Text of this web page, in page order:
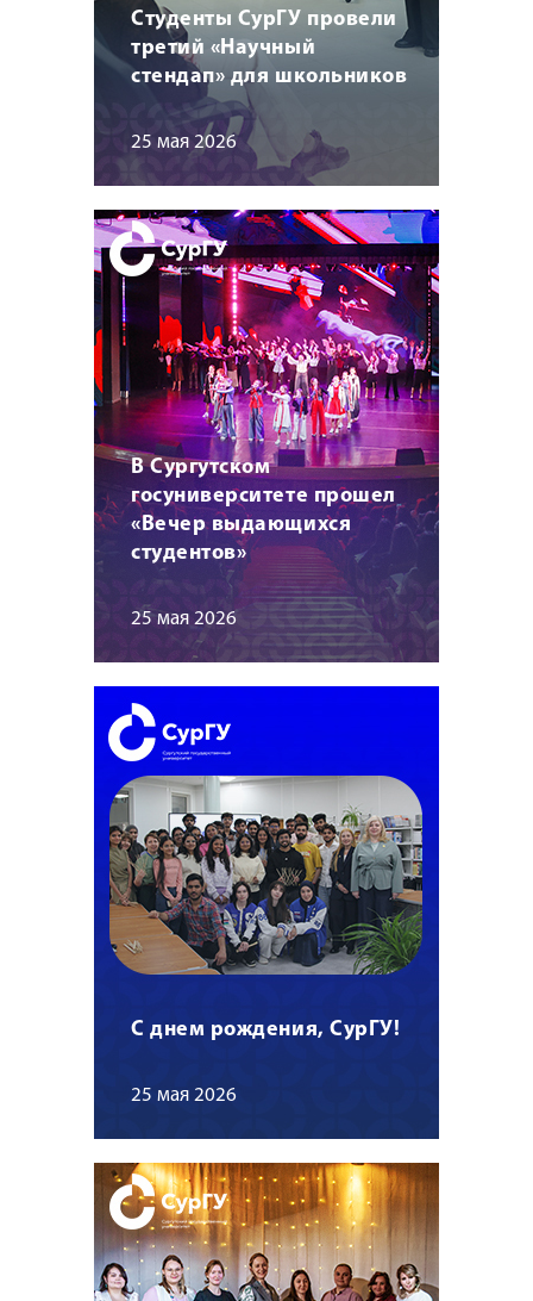
Студенты СурГУ провели
третий «Научный
стендап» для школьников
25 мая 2026
В Сургутском
госуниверситете прошел
«Вечер выдающихся
студентов»
25 мая 2026
С днем рождения, СурГУ!
25 мая 2026